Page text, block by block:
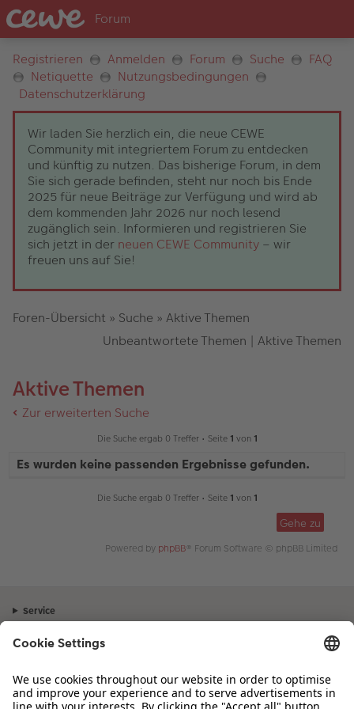
Registrieren Anmelden Forum Suche
FAQ
Netiquette
Nutzungsbedingungen
Datenschutzerklärung
Wir laden Sie herzlich ein, die neue CEWE
Community mit integriertem Forum zu entdecken
und künftig zu nutzen. Das bisherige Forum, in dem
Sie sich gerade befinden, steht nur noch bis Ende
2025 für neue Beiträge zur Verfügung und wird ab
dem kommenden Jahr 2026 nur noch lesend
zugänglich sein. Informieren und registrieren Sie
sich jetzt in der neuen CEWE Community – wir
freuen uns auf Sie!
Foren-Übersicht » Suche » Aktive Themen
Unbeantwortete Themen | Aktive Themen
Aktive Themen
Zur erweiterten Suche
Die Suche ergab 0 Treffer • Seite 1 von 1
Es wurden keine passenden Ergebnisse gefunden.
Die Suche ergab 0 Treffer • Seite 1 von 1
Gehe zu
Powered by phpBB® Forum Software © phpBB Limited
Service
Sortiment